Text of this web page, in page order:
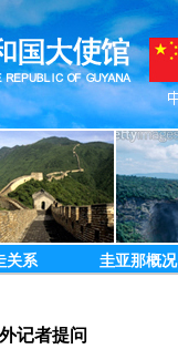
关系 圭亚那概况
记者提问